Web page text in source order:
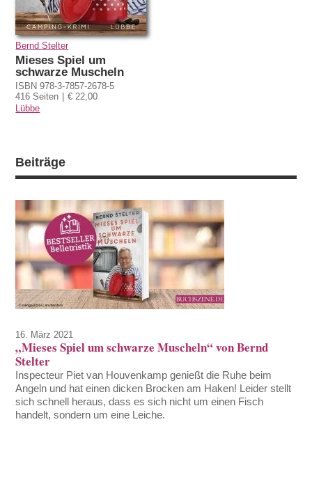
Bernd Stelter
Mieses Spiel um
schwarze Muscheln
ISBN 978-3-7857-2678-5
416 Seiten
€ 22,00
Lübbe
Beiträge
16. März 2021
„Mieses Spiel um schwarze Muscheln“ von Bernd
Stelter
Inspecteur Piet van Houvenkamp genießt die Ruhe beim
Angeln und hat einen dicken Brocken am Haken! Leider stellt
sich schnell heraus, dass es sich nicht um einen Fisch
handelt, sondern um eine Leiche.